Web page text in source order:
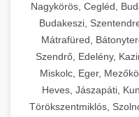
Nagykörös, Cegléd,
Budakeszi,
Mátrafüred,
Szendrő, Edelény,
Miskolc, Eger,
Heves, Jászapáti,
Törökszentmiklós,